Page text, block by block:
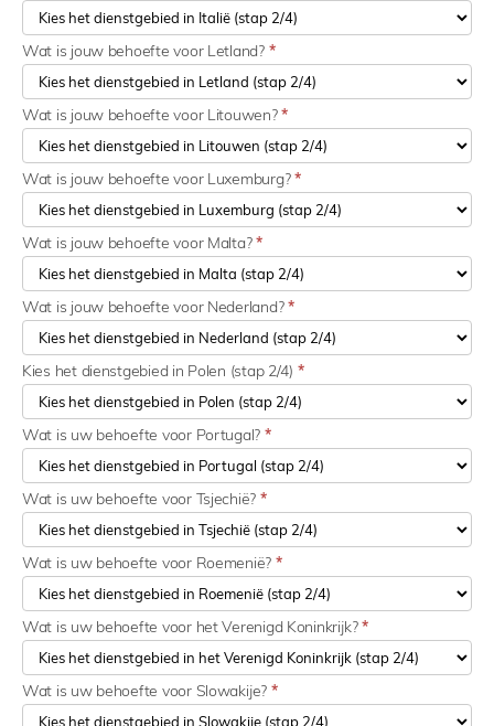
Wat is jouw behoefte voor Letland? *
Wat is jouw behoefte voor Litouwen?*
Wat is jouw behoefte voor Luxemburg?*
Wat is jouw behoefte voor Malta?*
Wat is jouw behoefte voor Nederland?*
Kies het dienstgebied in Polen (stap 2/4) *
Wat is uw behoefte voor Portugal? *
Wat is uw behoefte voor Tsjechië? *
Wat is uw behoefte voor Roemenië? *
Wat is uw behoefte voor het Verenigd Koninkrijk?*
Wat is uw behoefte voor Slowakije? *